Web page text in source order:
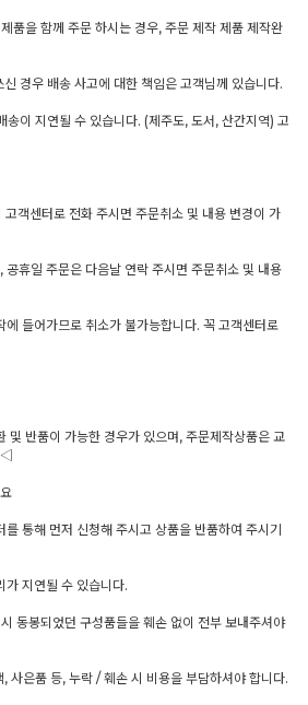
품을 함께 주문 하시는 경우, 주문 제작 제품 제작완
경우 배송 사고에 대한 책임은 고객님께 있습니다.
송이 지연될 수 있습니다. (제주도, 도서, 산간지역) 고
고객센터로 전화 주시면 주문취소 및 내용 변경이 가
공휴일 주문은 다음날 연락 주시면 주문취소 및 내용
에 들어가므로 취소가 불가능합니다. 꼭 고객센터로
반품이 가능한 경우가 있으며, 주문제작상품은 교
를 통해 먼저 신청해 주시고 상품을 반품하여 주시기
가 지연될 수 있습니다.
동봉되었던 구성품들을 훼손 없이 전부 보내주셔야
, 사은품 등, 누락 / 훼손 시 비용을 부담하셔야 합니다.